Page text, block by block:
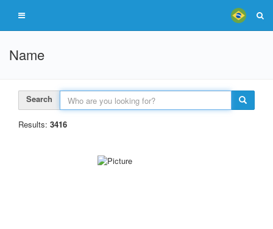
Name
Search
Results: 3416